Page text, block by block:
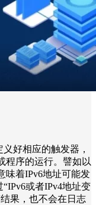
好相应的触发器，
程序的运行。譬如以
味着IPv6地址可能发
或者IPv4地址变
果，也不会在日志